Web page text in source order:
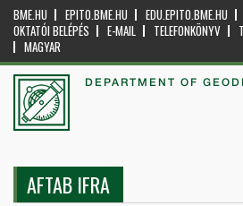
BME.HU EPITO.BME.HU EDU.EPITO.BME.HU
OKTATÓI BELÉPÉS
E-MAIL TELEFONKÖNYV
MAGYAR
DEPARTMENT OF
AFTAB IFRA